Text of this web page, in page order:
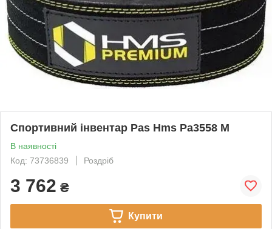
Спортивний інвентар Pas Hms Pa3558 M
В наявності
Код: 73736839
Роздріб
3 762 ₴
Купити